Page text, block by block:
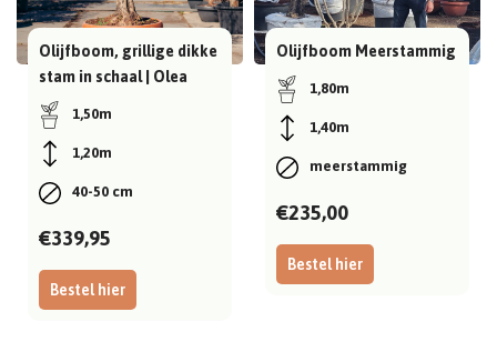
Olijfboom, grillige dikke
stam in schaal | Olea
europaea
1,50m
1,20m
40-50 cm
Bestel hier
€339,95
Olijfboom Meerstammig
1,80m
1,40m
meerstammig
Bestel hier
€235,00